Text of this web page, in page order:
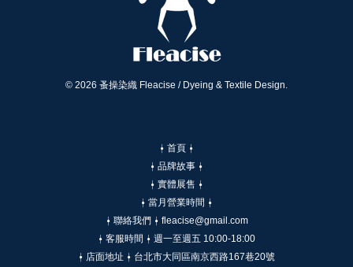
© 2026 蚤操染織 Fleacise / Dyeing & Textile Design.
⍿ 首頁 ⍿
⍿ 品牌故事 ⍿
⍿ 實體展售 ⍿
⍿ 當月營業時間 ⍿
⍿ 聯絡我們 ⍿ fleacise@gmail.com
⍿ 客服時間 ⍿ 週一至週五 10:00-18:00
⍿ 店面地址 ⍿ 台北市大同區南京西路167巷20號